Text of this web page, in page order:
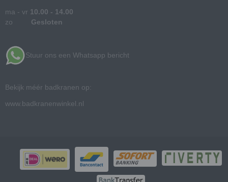
ma - vr 10.00 - 14.00
zo Gesloten
Stuur ons een Whatsapp bericht
Bekijk méér badkranen op:
www.badkranenwinkel.nl